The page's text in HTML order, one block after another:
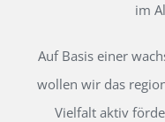
im
Auf Basis einer
wollen wir das
Vielfalt aktiv